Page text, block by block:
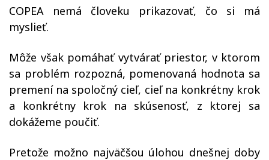
COPEA nemá človeku prikazovať, čo si má
myslieť.
Môže však pomáhať vytvárať priestor, v ktorom
sa problém rozpozná, pomenovaná hodnota sa
premení na spoločný cieľ, cieľ na konkrétny krok
a konkrétny krok na skúsenosť, z ktorej sa
dokážeme poučiť.
Pretože možno najväčšou úlohou dnešnej doby